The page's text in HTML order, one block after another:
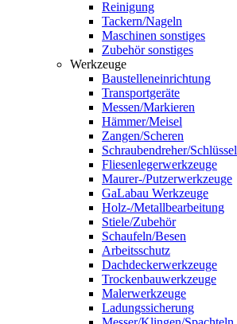
Reinigung
Tackern/Nageln
Maschinen sonstiges
Zubehör sonstiges
Werkzeuge
Baustelleneinrichtung
Transportgeräte
Messen/Markieren
Hämmer/Meisel
Zangen/Scheren
Schraubendreher/Schlüssel
Fliesenlegerwerkzeuge
Maurer-/Putzerwerkzeuge
GaLabau Werkzeuge
Holz-/Metallbearbeitung
Stiele/Zubehör
Schaufeln/Besen
Arbeitsschutz
Dachdeckerwerkzeuge
Trockenbauwerkzeuge
Malerwerkzeuge
Ladungssicherung